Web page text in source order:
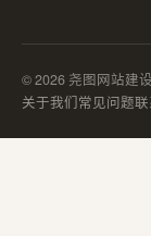
© 2026 尧图网站建
关于我们常见问题